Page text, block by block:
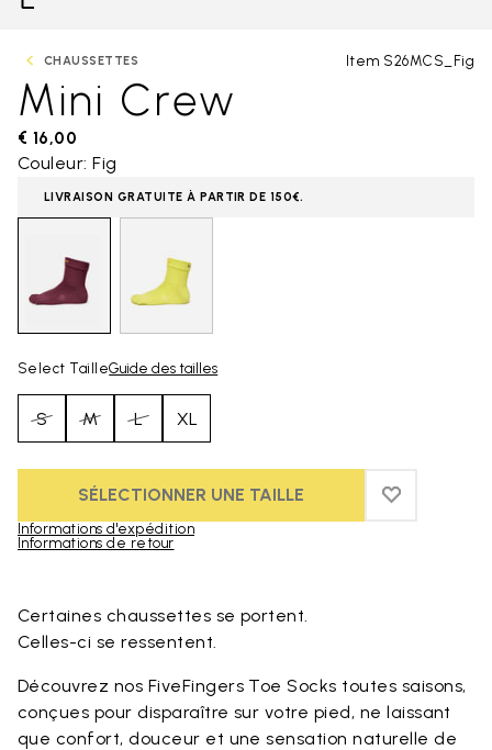
CHAUSSETTES Item S26MCS_Fig
Mini Crew
€ 16,00
Couleur: Fig
LIVRAISON GRATUITE À PARTIR DE 150€.
Select TailleGuide des tailles
S M L XL
SÉLECTIONNER UNE TAILLE ADD TO
ADD TO
Informations d'expédition
Informations de retour
Certaines chaussettes se portent.
Celles-ci se ressentent.
Découvrez nos FiveFingers Toe Socks toutes saisons,
conçues pour disparaître sur votre pied, ne laissant
que confort, douceur et une sensation naturelle de